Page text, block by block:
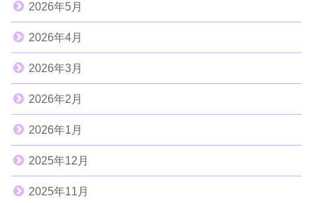
2026年5月
2026年4月
2026年3月
2026年2月
2026年1月
2025年12月
2025年11月